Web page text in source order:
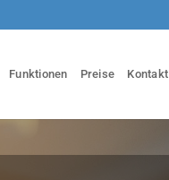
Funktionen Preise Kontakt